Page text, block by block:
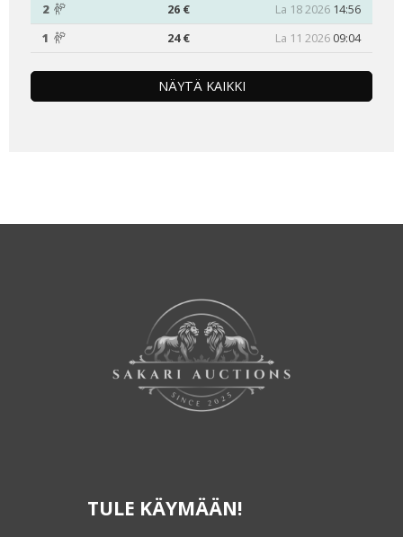
2
26 € La 18 2026 14:56
1
24 € La 11 2026 09:04
NÄYTÄ KAIKKI
TULE KÄYMÄÄN!